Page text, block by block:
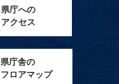
県庁への
アクセス
県庁舎の
フロアマップ